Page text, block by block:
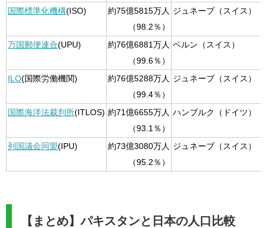
国際標準化機構(ISO)
約75億5815万人
（98.2％）
ジュネーブ（スイス）
万国郵便連合(UPU)
約76億6881万人
（99.6％）
ベルン（スイス）
ILO(国際労働機関)
約76億5288万人
（99.4％）
ジュネーブ（スイス）
国際海洋法裁判所(ITLOS) 約71億6655万人
（93.1％）
ハンブルク（ドイツ）
列国議会同盟(IPU)
約73億3080万人
（95.2％）
ジュネーブ（スイス）
【まとめ】パキスタンと日本の人口比較